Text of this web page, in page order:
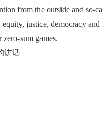
from the outside and so-
justice, democracy
sum games.
讲话